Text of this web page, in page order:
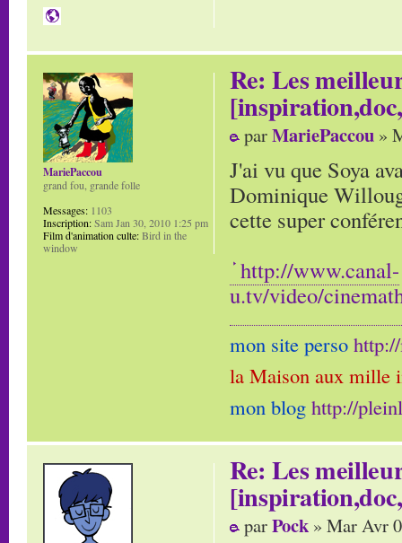
Re: Les
parMariePaccou »
J'ai vu que Soya
Dominique
cette super
http://www.canal-
u.tv/video/
mon site perso
la Maison aux mille
mon blog http://
MariePaccou
grand fou, grande folle
Messages: 1103
Inscription:Sam Jan 30, 2010 1:25 pm
Film d'animation culte:Bird in the
window
Re: Les
parPock » Mar Avr